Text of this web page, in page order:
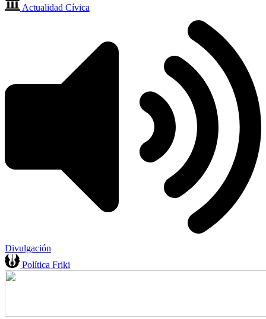
Actualidad Cívica
Divulgación
Política Friki